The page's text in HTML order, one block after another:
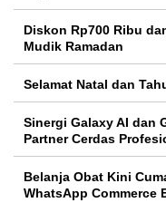
Diskon Rp700 Ribu
Mudik Ramadan
Selamat Natal dan
Sinergi Galaxy AI dan
Partner Cerdas
Belanja Obat Kini
WhatsApp Commerce